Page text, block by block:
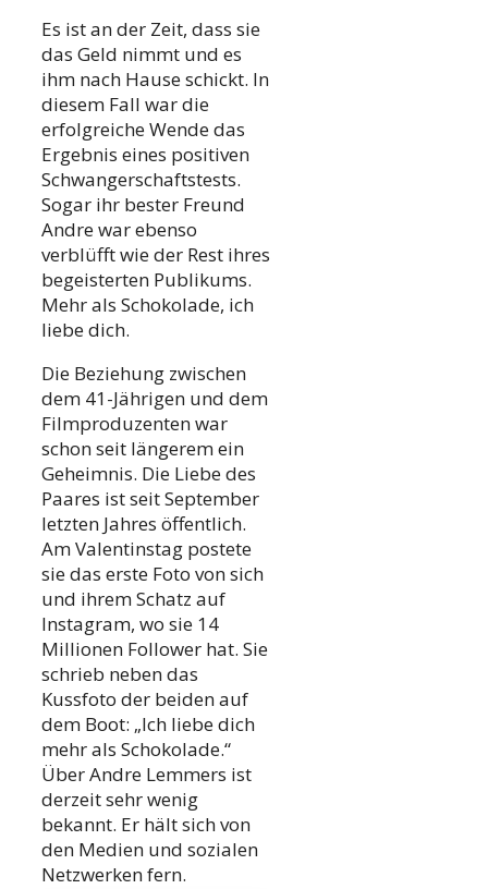
Es ist an der Zeit, dass sie
das Geld nimmt und es
ihm nach Hause schickt. In
diesem Fall war die
erfolgreiche Wende das
Ergebnis eines positiven
Schwangerschaftstests.
Sogar ihr bester Freund
Andre war ebenso
verblüfft wie der Rest ihres
begeisterten Publikums.
Mehr als Schokolade, ich
liebe dich.
Die Beziehung zwischen
dem 41-Jährigen und dem
Filmproduzenten war
schon seit längerem ein
Geheimnis. Die Liebe des
Paares ist seit September
letzten Jahres öffentlich.
Am Valentinstag postete
sie das erste Foto von sich
und ihrem Schatz auf
Instagram, wo sie 14
Millionen Follower hat. Sie
schrieb neben das
Kussfoto der beiden auf
dem Boot: „Ich liebe dich
mehr als Schokolade.“
Über Andre Lemmers ist
derzeit sehr wenig
bekannt. Er hält sich von
den Medien und sozialen
Netzwerken fern.